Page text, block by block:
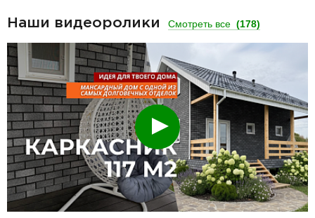
Наши видеоролики Смотреть все (178)
Смотреть